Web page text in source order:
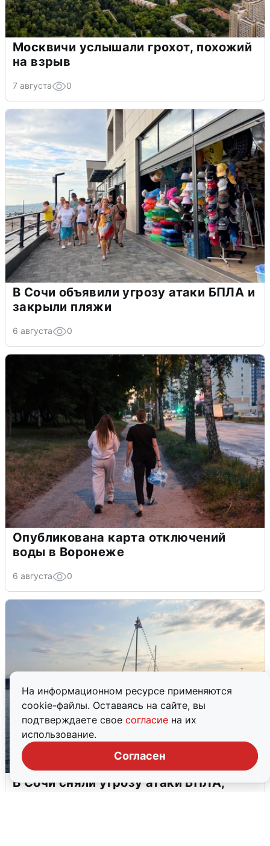
На информационном ресурсе применяются
cookie-файлы. Оставаясь на сайте, вы
подтверждаете свое согласие на их
использование.
Согласен
Москвичи услышали грохот, похожий
на взрыв
7 августа 0
В Сочи объявили угрозу атаки БПЛА и
закрыли пляжи
6 августа 0
Опубликована карта отключений
воды в Воронеже
6 августа 0
В Сочи сняли угрозу атаки БПЛА,